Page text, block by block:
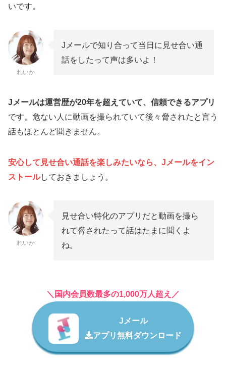
いです。
れいか
Jメールで知り合って当日に見せ合い通
話をしたって声は多いよ！
Jメールは運営歴が20年を超えていて、信頼できるアプリ
です。危ない人に動画を撮られていて後々脅されたと言う
話もほとんど聞きません。
安心して見せ合い通話を楽しみたいなら、Jメールをイン
ストールしておきましょう。
れいか
見せ合い特化のアプリだと動画を撮ら
れて脅されたって話はたまに聞くよ
ね。
＼国内会員数最多の1,000万人超え／
Jメール
アプリ無料ダウンロード